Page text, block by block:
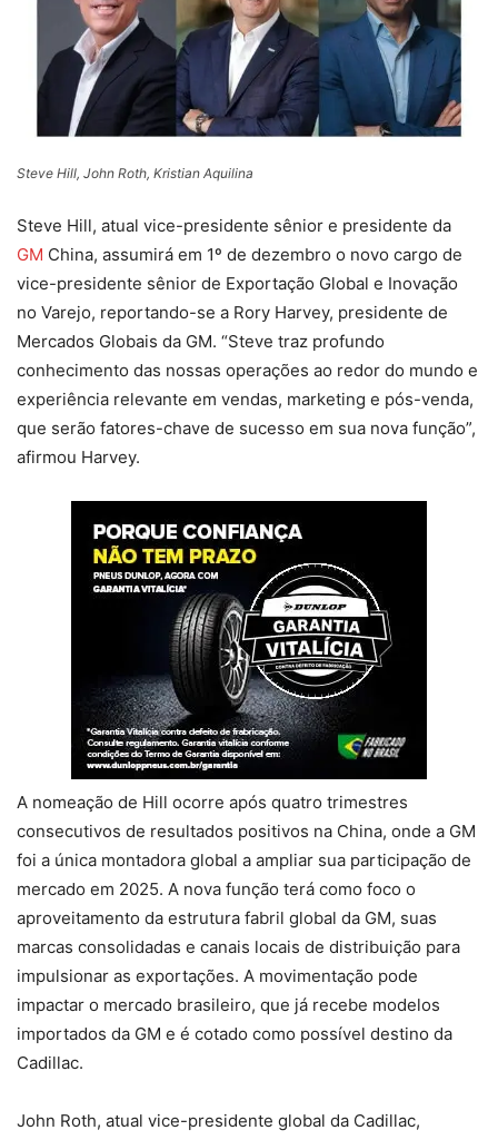
Steve Hill, John Roth, Kristian Aquilina
Steve Hill, atual vice-presidente sênior e presidente da
GM China, assumirá em 1º de dezembro o novo cargo de
vice-presidente sênior de Exportação Global e Inovação
no Varejo, reportando-se a Rory Harvey, presidente de
Mercados Globais da GM. “Steve traz profundo
conhecimento das nossas operações ao redor do mundo e
experiência relevante em vendas, marketing e pós-venda,
que serão fatores-chave de sucesso em sua nova função”,
afirmou Harvey.
A nomeação de Hill ocorre após quatro trimestres
consecutivos de resultados positivos na China, onde a GM
foi a única montadora global a ampliar sua participação de
mercado em 2025. A nova função terá como foco o
aproveitamento da estrutura fabril global da GM, suas
marcas consolidadas e canais locais de distribuição para
impulsionar as exportações. A movimentação pode
impactar o mercado brasileiro, que já recebe modelos
importados da GM e é cotado como possível destino da
Cadillac.
John Roth, atual vice-presidente global da Cadillac,